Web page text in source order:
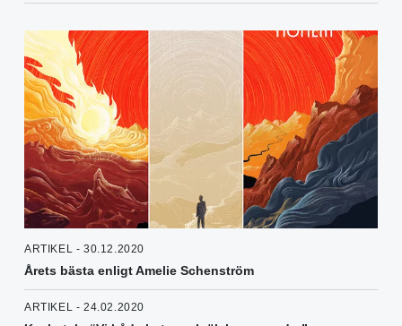
ARTIKEL - 30.12.2020
Årets bästa enligt Amelie Schenström
ARTIKEL - 24.02.2020